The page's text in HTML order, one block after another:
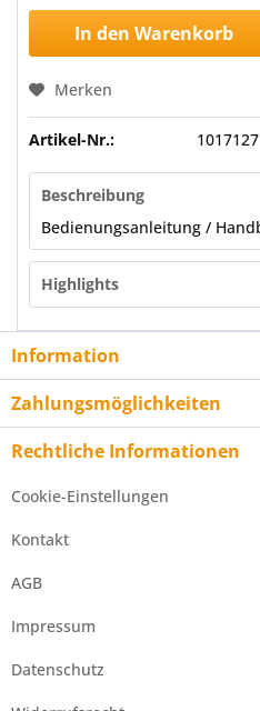
In den Warenkorb
Merken
Artikel-Nr.: 1017127
Beschreibung
Bedienungsanleitung /
Highlights
Information
Zahlungsmöglichkeiten
Rechtliche Informationen
Cookie-Einstellungen
Kontakt
AGB
Impressum
Datenschutz